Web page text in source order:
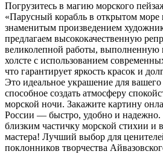
Погрузитесь в магию морского
«Парусный корабль в открытом море
знаменитым произведением
предлагаем высококачественную
великолепной работы, выполненную
холсте с использованием
что гарантирует яркость красок и
Это идеальное украшение для
способное создать атмосферу
морской ночи. Закажите картину
России — быстро, удобно и надежно.
близким частичку морской стихии и
мастера! Лучший выбор для
поклонников творчества